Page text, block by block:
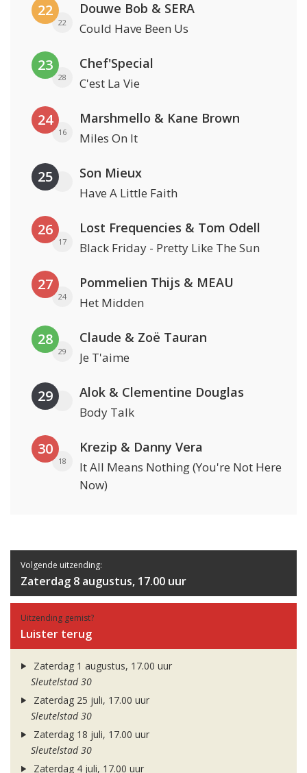
22
22
Douwe Bob & SERA
Could Have Been Us
23
28
Chef'Special
C'est La Vie
24
16
Marshmello & Kane Brown
Miles On It
25 Son Mieux
Have A Little Faith
26
17
Lost Frequencies & Tom Odell
Black Friday - Pretty Like The Sun
27
24
Pommelien Thijs & MEAU
Het Midden
28
29
Claude & Zoë Tauran
Je T'aime
29 Alok & Clementine Douglas
Body Talk
30
18
Krezip & Danny Vera
It All Means Nothing (You're Not Here
Now)
Volgende uitzending:
Zaterdag 8 augustus, 17.00 uur
Uitzending gemist?
Luister terug
Zaterdag 1 augustus, 17.00 uur
Sleutelstad 30
Zaterdag 25 juli, 17.00 uur
Sleutelstad 30
Zaterdag 18 juli, 17.00 uur
Sleutelstad 30
Zaterdag 4 juli, 17.00 uur